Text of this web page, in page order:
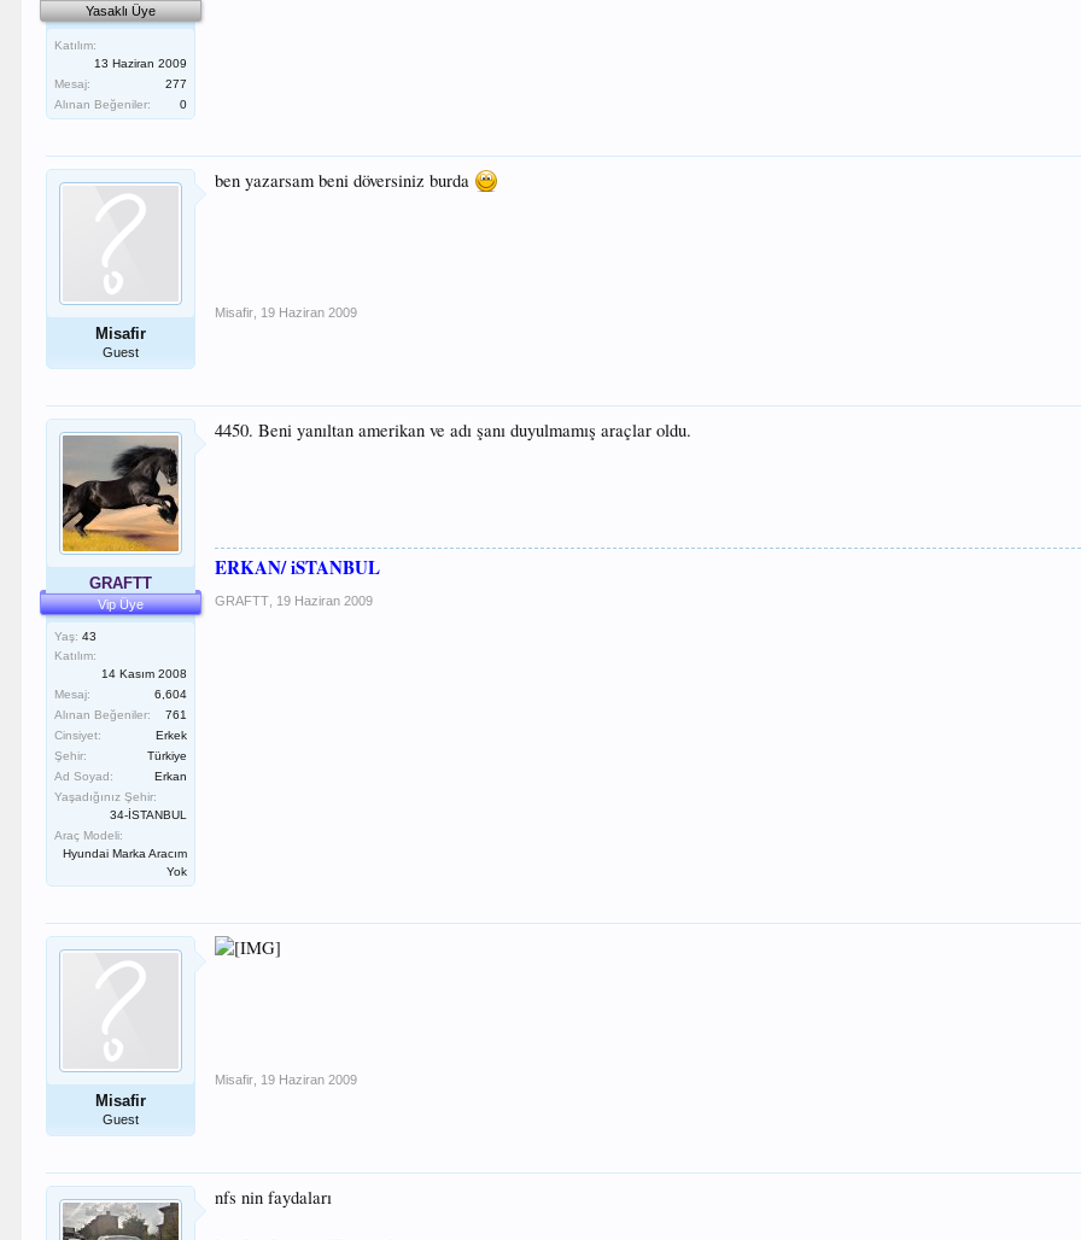
Yasaklı Üye
Katılım:
13 Haziran 2009
Mesaj:
277
Alınan Beğeniler:
0
Misafir
Guest
ben yazarsam beni döversiniz burda
Misafir 19 Haziran 2009
GRAFTT
Vip Üye
Yaş: 43
Katılım:
14 Kasım 2008
Mesaj:
6,604
Alınan Beğeniler:
761
Cinsiyet:
Erkek
Şehir:
Türkiye
Ad Soyad:
Erkan
Yaşadığınız Şehir:
34-İSTANBUL
Araç Modeli:
Hyundai Marka Aracım
Yok
4450. Beni yanıltan amerikan ve adı şanı duyulmamış araçlar oldu.
ERKAN/ iSTANBUL
GRAFTT 19 Haziran 2009
Misafir
Guest
Misafir 19 Haziran 2009
nfs nin faydaları